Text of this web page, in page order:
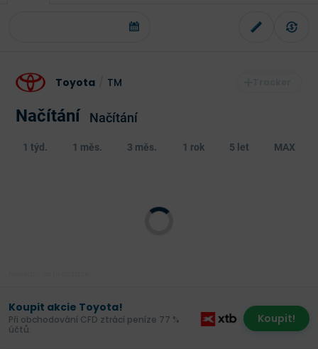
Toyota TM
Načítání Načítání
1 týd. 1 měs. 3 měs. 1 rok 5 let MAX
Koupit akcie Toyota!
Při obchodování CFD ztrácí peníze 77 %
účtů.
Koupit!